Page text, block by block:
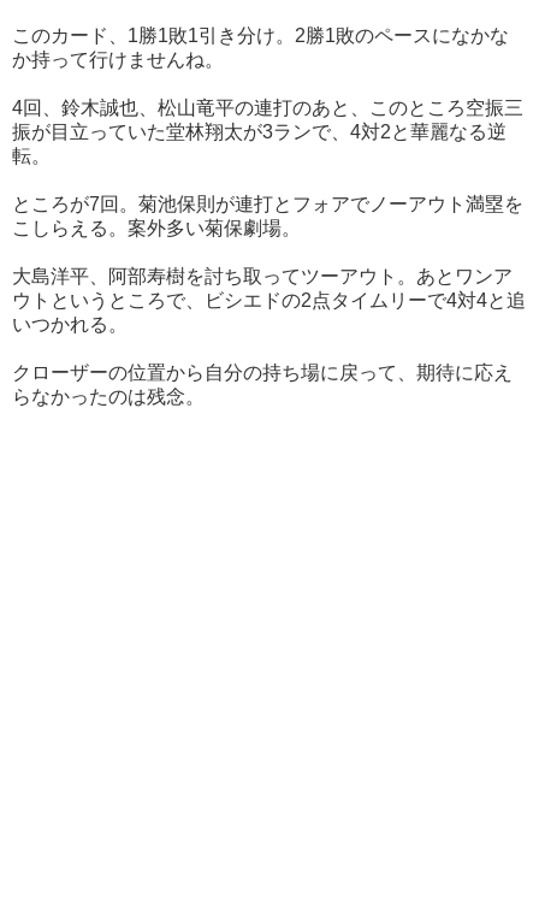
このカード、1勝1敗1引き分け。2勝1敗のペースになかな
か持って行けませんね。
4回、鈴木誠也、松山竜平の連打のあと、このところ空振三
振が目立っていた堂林翔太が3ランで、4対2と華麗なる逆
転。
ところが7回。菊池保則が連打とフォアでノーアウト満塁を
こしらえる。案外多い菊保劇場。
大島洋平、阿部寿樹を討ち取ってツーアウト。あとワンア
ウトというところで、ビシエドの2点タイムリーで4対4と追
いつかれる。
クローザーの位置から自分の持ち場に戻って、期待に応え
らなかったのは残念。